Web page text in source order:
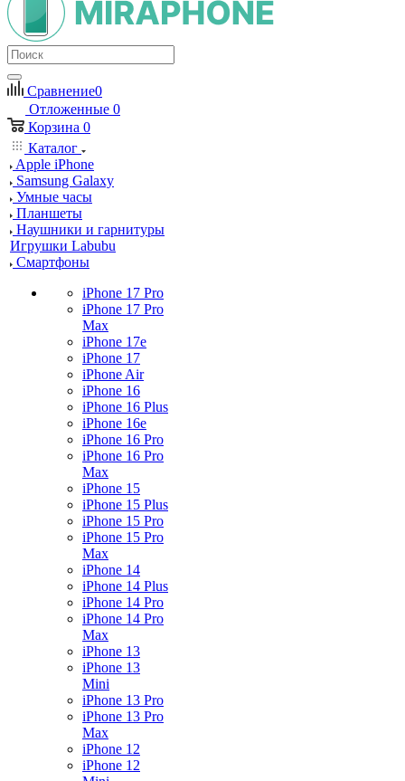
Сравнение0
Отложенные 0
Корзина 0
Каталог
Apple iPhone
Samsung Galaxy
Умные часы
Планшеты
Наушники и гарнитуры
Игрушки Labubu
Смартфоны
iPhone 17 Pro
iPhone 17 Pro
Max
iPhone 17e
iPhone 17
iPhone Air
iPhone 16
iPhone 16 Plus
iPhone 16e
iPhone 16 Pro
iPhone 16 Pro
Max
iPhone 15
iPhone 15 Plus
iPhone 15 Pro
iPhone 15 Pro
Max
iPhone 14
iPhone 14 Plus
iPhone 14 Pro
iPhone 14 Pro
Max
iPhone 13
iPhone 13
Mini
iPhone 13 Pro
iPhone 13 Pro
Max
iPhone 12
iPhone 12